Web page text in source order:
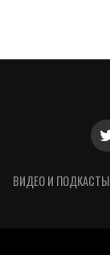
ВИДЕО И ПОДКАСТЫ